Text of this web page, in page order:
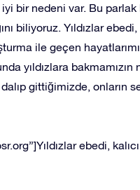
iyi bir nedeni var. Bu
biliyoruz. Yıldızlar
ile geçen
yıldızlara
gittiğimizde, onların
ebedi,